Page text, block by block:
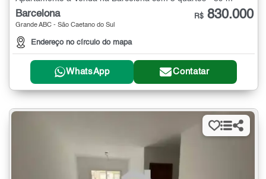
Barcelona
Grande ABC - São Caetano do Sul
Endereço no círculo do mapa
R$ 830.000
WhatsApp Contatar